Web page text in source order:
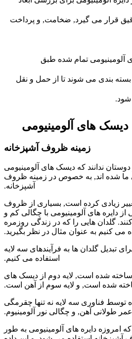
قرار می گیرد, ضخامت, و پرداخت
آلومینیومی تمام شده طبق
بسته بندی می شوند تا از حمل و نقل
شود.
های آلومینیومی
زمینه ظروف آشپزخانه
ندانند که دیسک های آلومینیومی
ما شده اند, به خصوص در زمینه ظروف
آشپزخانه.
زیادی کرده است, بسیاری از ظروف
از دایره های آلومینیومی با چگالی کم و
گلدان هایی را که در زندگی روزمره
می کنیم به عنوان مثال در نظر بگیرید.
تبدیل گلدان ها به فرآیندهای سه لایه
استفاده می کنیم.
ساخته شده است, لایه دوم از دیسک های
شده است, و لایه سوم از آهن است.
توسط فناوری سه لایه نه تنها چقرمگی
عمر طولانی آهن, و چگالی نور آلومینیوم.
امروزه دایره های آلومینیومی به طور